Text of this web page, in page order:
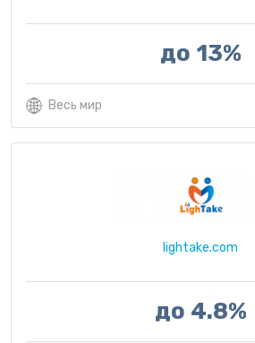
до 13%
Весь мир
lightake.com
до 4.8%